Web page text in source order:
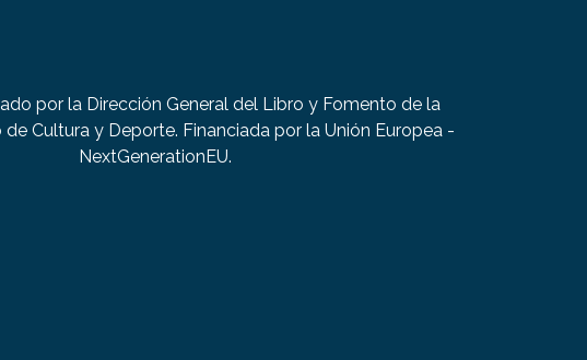
por la Dirección General del Libro y Fomento de la
de Cultura y Deporte. Financiada por la Unión Europea -
NextGenerationEU.